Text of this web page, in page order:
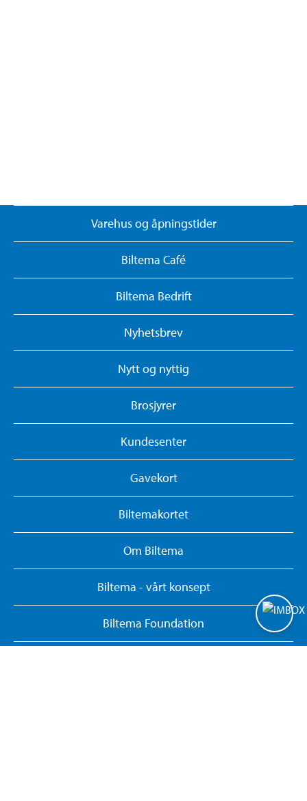
Varehus og åpningstider
Biltema Café
Biltema Bedrift
Nyhetsbrev
Nytt og nyttig
Brosjyrer
Kundesenter
Gavekort
Biltemakortet
Om Biltema
Biltema - vårt konsept
Biltema Foundation